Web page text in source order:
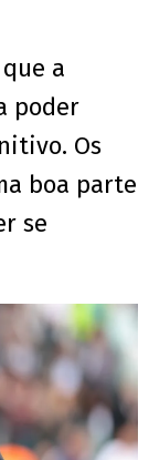
a
poder
Os
boa parte
se